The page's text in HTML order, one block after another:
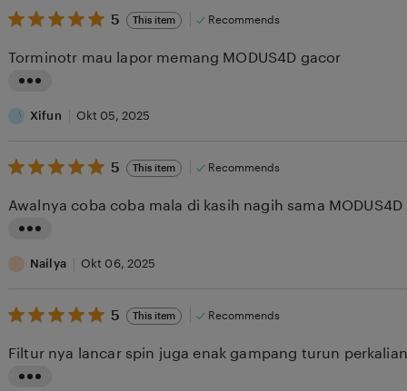
5
out
5
stars
5 This item Recommends
i
t
n
r
v
e
Torminotr mau lapor memang MODUS4D gacor
Xifun Okt 05, 2025
5
out
5
stars
5 This item Recommends
i
t
n
Awalnya coba coba mala di kasih nagih sama
Nailya Okt 06, 2025
5
out
5
stars
5 This item Recommends
Filtur nya lancar spin juga enak gampang turun